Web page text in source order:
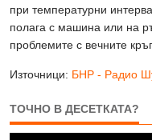
при температурни
полага с машина или на
проблемите с вечните
Източници: БНР - Радио
ТОЧНО В ДЕСЕТКАТА?